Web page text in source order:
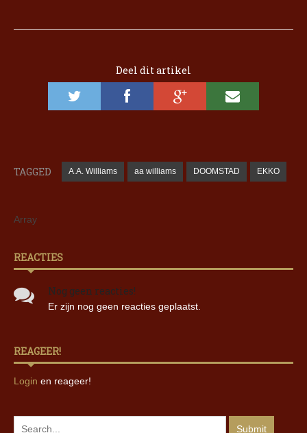
Deel dit artikel
TAGGED A.A. Williams aa williams DOOMSTAD EKKO
Array
REACTIES
Nog geen reacties!
Er zijn nog geen reacties geplaatst.
REAGEER!
Login en reageer!